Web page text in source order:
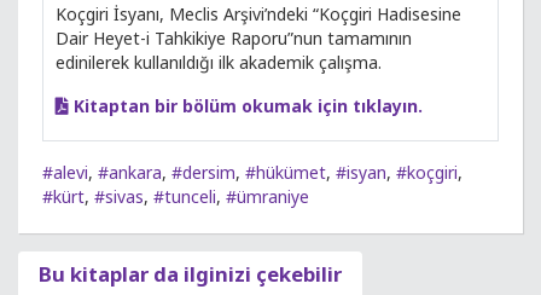
Koçgiri İsyanı, Meclis Arşivi’ndeki “Koçgiri Hadisesine
Dair Heyet-i Tahkikiye Raporu”nun tamamının
edinilerek kullanıldığı ilk akademik çalışma.
Kitaptan bir bölüm okumak için tıklayın.
#alevi, #ankara, #dersim, #hükümet, #isyan, #koçgiri,
#kürt, #sivas, #tunceli, #ümraniye
Bu kitaplar da ilginizi çekebilir